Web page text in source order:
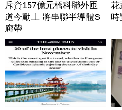
斥資157億元橋科聯外匝
道今動土 將串聯半導體S
廊帶
花
時